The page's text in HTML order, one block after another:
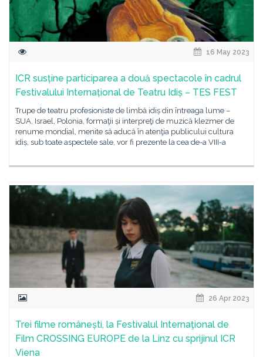
16 May 2023
ICR susține participarea a două spectacole în cadrul
Festivalului Internațional de Teatru Idiș – TES FEST
Trupe de teatru profesioniste de limbă idiș din întreaga lume –
SUA, Israel, Polonia, formaţii și interpreţi de muzică klezmer de
renume mondial, menite să aducă în atenţia publicului cultura
idiș, sub toate aspectele sale, vor fi prezente la cea de-a VIII-a
26 Apr 2023
Trei filme românești, la Festivalul Internaţional de
Film CROSSING EUROPE de la Linz cu sprijinul ICR
Viena